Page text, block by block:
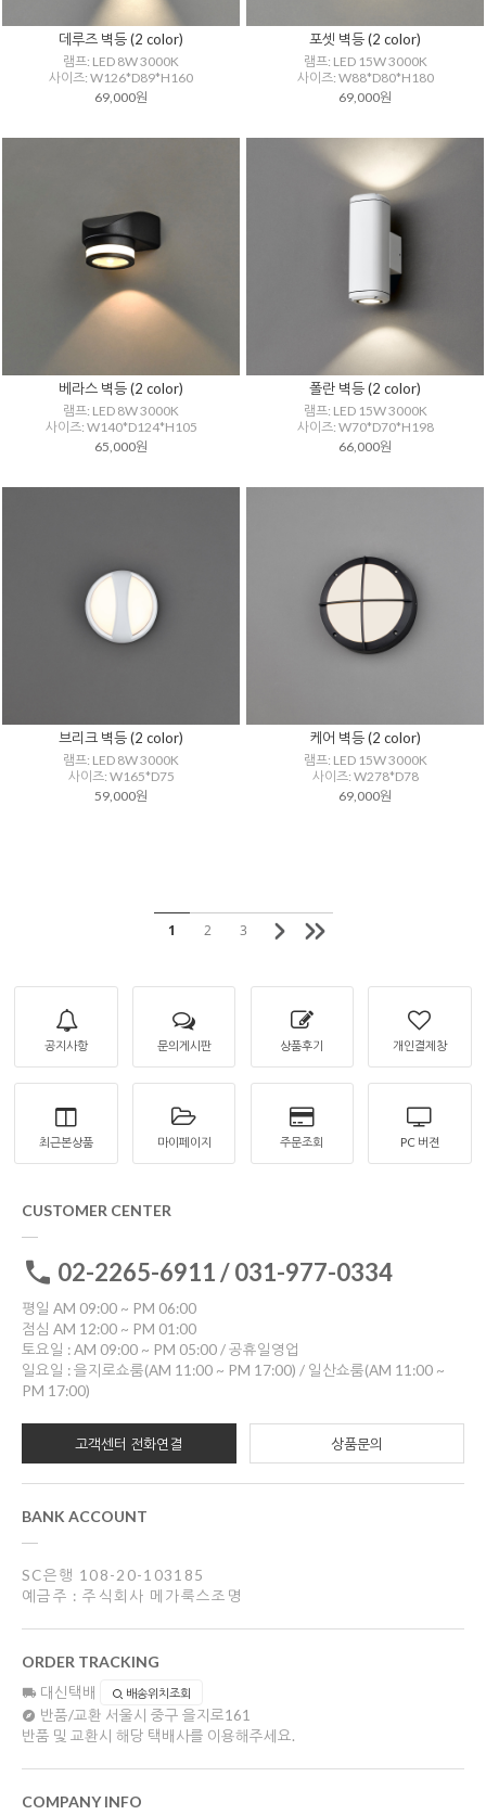
데루즈 벽등 (2 color)
램프: LED 8W 3000K
사이즈: W126*D89*H160
69,000원
포셋 벽등 (2 color)
램프: LED 15W 3000K
사이즈: W88*D80*H180
69,000원
베라스 벽등 (2 color)
램프: LED 8W 3000K
사이즈: W140*D124*H105
65,000원
폴란 벽등 (2 color)
램프: LED 15W 3000K
사이즈: W70*D70*H198
66,000원
브리크 벽등 (2 color)
램프: LED 8W 3000K
사이즈: W165*D75
59,000원
케어 벽등 (2 color)
램프: LED 15W 3000K
사이즈: W278*D78
69,000원
1 2 3
공지사항 문의게시판 상품후기 개인결제창
최근본상품 마이페이지 주문조회 PC 버젼
CUSTOMER CENTER
02-2265-6911 / 031-977-0334
평일 AM 09:00 ~ PM 06:00
점심 AM 12:00 ~ PM 01:00
토요일 : AM 09:00 ~ PM 05:00 / 공휴일영업
일요일 : 을지로쇼룸(AM 11:00 ~ PM 17:00) / 일산쇼룸(AM 11:00 ~
PM 17:00)
고객센터 전화연결 상품문의
BANK ACCOUNT
SC은행 108-20-103185
예금주 : 주식회사 메가룩스조명
ORDER TRACKING
대신택배 배송위치조회
반품/교환 서울시 중구 을지로161
반품 및 교환시 해당 택배사를 이용해주세요.
COMPANY INFO